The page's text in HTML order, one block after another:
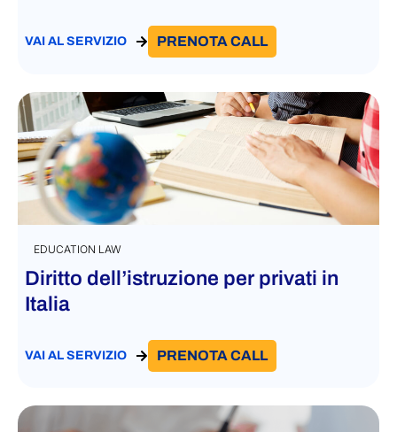
VAI AL SERVIZIO PRENOTA CALL
EDUCATION LAW
Diritto dell’istruzione per privati in
Italia
VAI AL SERVIZIO PRENOTA CALL